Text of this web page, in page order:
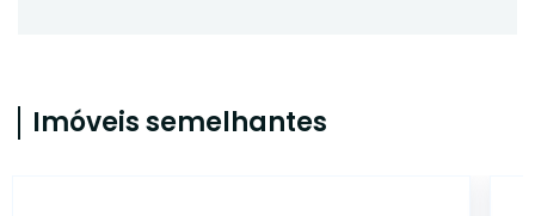
Imóveis semelhantes